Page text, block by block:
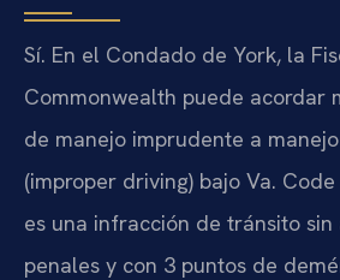
Sí. En el Condado de York, la
Commonwealth puede acordar
de manejo imprudente a
(improper driving) bajo Va.
es una infracción de tránsito
penales y con 3 puntos de